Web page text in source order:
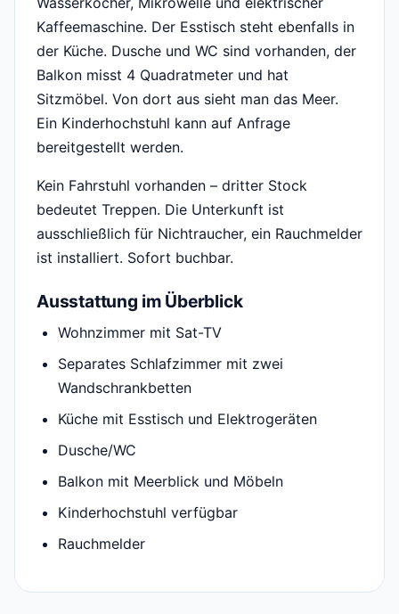
Kaffeemaschine. Der Esstisch steht ebenfalls in
der Küche. Dusche und WC sind vorhanden, der
Balkon misst 4 Quadratmeter und hat
Sitzmöbel. Von dort aus sieht man das Meer.
Ein Kinderhochstuhl kann auf Anfrage
bereitgestellt werden.
Kein Fahrstuhl vorhanden – dritter Stock
bedeutet Treppen. Die Unterkunft ist
ausschließlich für Nichtraucher, ein Rauchmelder
ist installiert. Sofort buchbar.
Ausstattung im Überblick
Wohnzimmer mit Sat-TV
Separates Schlafzimmer mit zwei
Wandschrankbetten
Küche mit Esstisch und Elektrogeräten
Dusche/WC
Balkon mit Meerblick und Möbeln
Kinderhochstuhl verfügbar
Rauchmelder